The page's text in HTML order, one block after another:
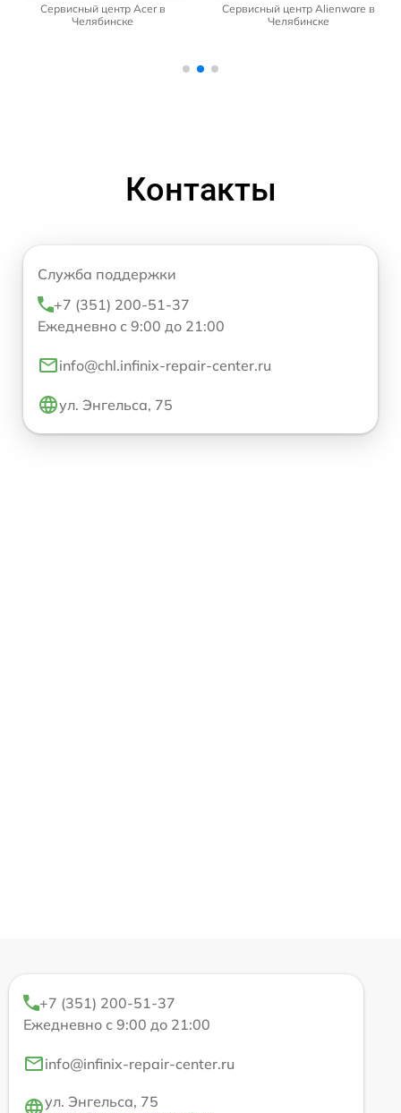
Сервисный центр Acer в
Челябинске
Сервисный центр Alienware в
Челябинске
Контакты
Служба поддержки
+7 (351) 200-51-37
Ежедневно с 9:00 до 21:00
info@chl.infinix-repair-center.ru
ул. Энгельса, 75
+7 (351) 200-51-37
Ежедневно с 9:00 до 21:00
info@infinix-repair-center.ru
ул. Энгельса, 75